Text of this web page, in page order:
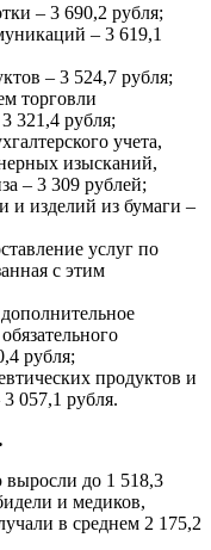
– 3 690,2 рубля;
– 3 619,1
– 3 524,7 рубля;
торговли
321,4 рубля;
учета,
изысканий,
– 3 309 рублей;
и изделий из бумаги –
услуг по
с этим
рубля;
продуктов и
057,1 рубля.
выросли до 1 518,3
и медиков,
в среднем 2 175,2